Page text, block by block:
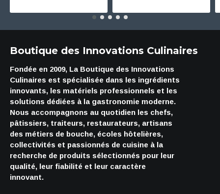
Boutique des Innovations Culinaires
Fondée en 2009, La Boutique des Innovations
Culinaires est spécialisée dans les ingrédients
innovants, les matériels professionnels et les
solutions dédiées à la gastronomie moderne.
Nous accompagnons au quotidien les chefs,
pâtissiers, traiteurs, restaurateurs, artisans
des métiers de bouche, écoles hôtelières,
collectivités et passionnés de cuisine à la
recherche de produits sélectionnés pour leur
qualité, leur fiabilité et leur caractère
innovant.